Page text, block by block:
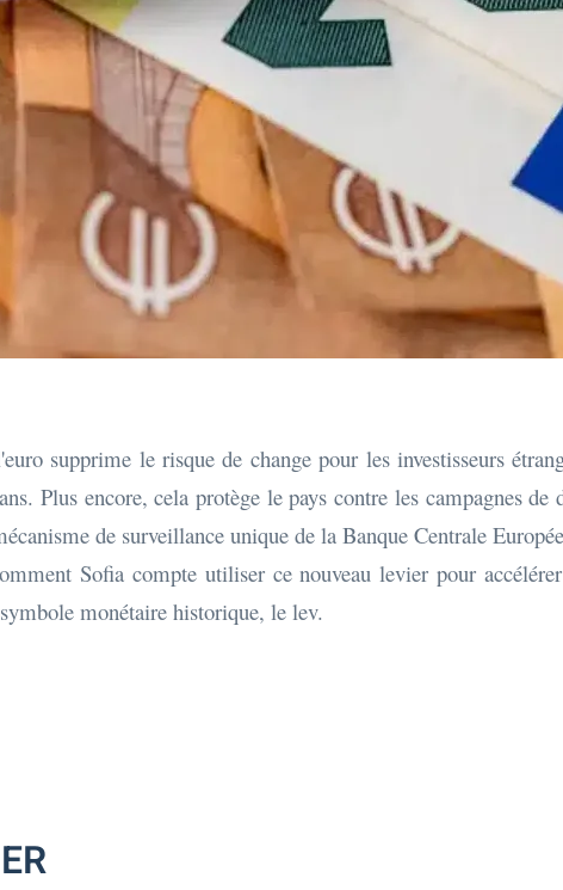
supprime le risque de change pour les investisseurs
Plus encore, cela protège le pays contre les campagnes
de surveillance unique de la Banque Centrale
Sofia compte utiliser ce nouveau levier pour
monétaire historique, le lev.